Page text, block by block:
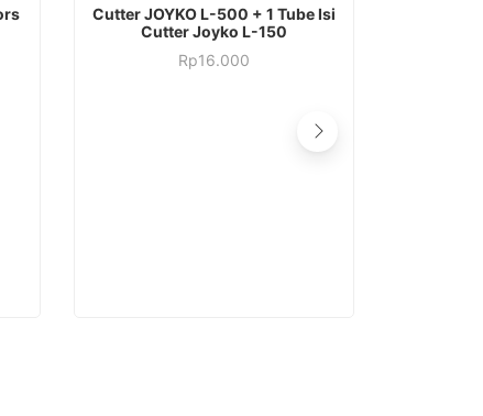
Cutter JOYKO L-500 + 1 Tube Isi
Cutter Joyko L-150
Rp16.000